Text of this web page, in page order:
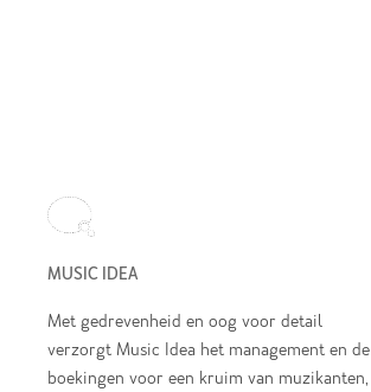
MUSIC IDEA
Met gedrevenheid en oog voor detail
verzorgt Music Idea het management en de
boekingen voor een kruim van muzikanten,